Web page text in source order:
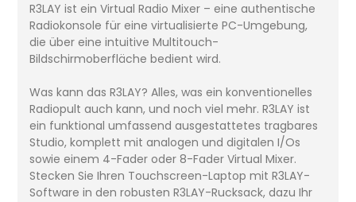
R3LAY ist ein Virtual Radio Mixer – eine authentische
Radiokonsole für eine virtualisierte PC-Umgebung,
die über eine intuitive Multitouch-
Bildschirmoberfläche bedient wird.
Was kann das R3LAY? Alles, was ein konventionelles
Radiopult auch kann, und noch viel mehr. R3LAY ist
ein funktional umfassend ausgestattetes tragbares
Studio, komplett mit analogen und digitalen I/Os
sowie einem 4-Fader oder 8-Fader Virtual Mixer.
Stecken Sie Ihren Touchscreen-Laptop mit R3LAY-
Software in den robusten R3LAY-Rucksack, dazu Ihr